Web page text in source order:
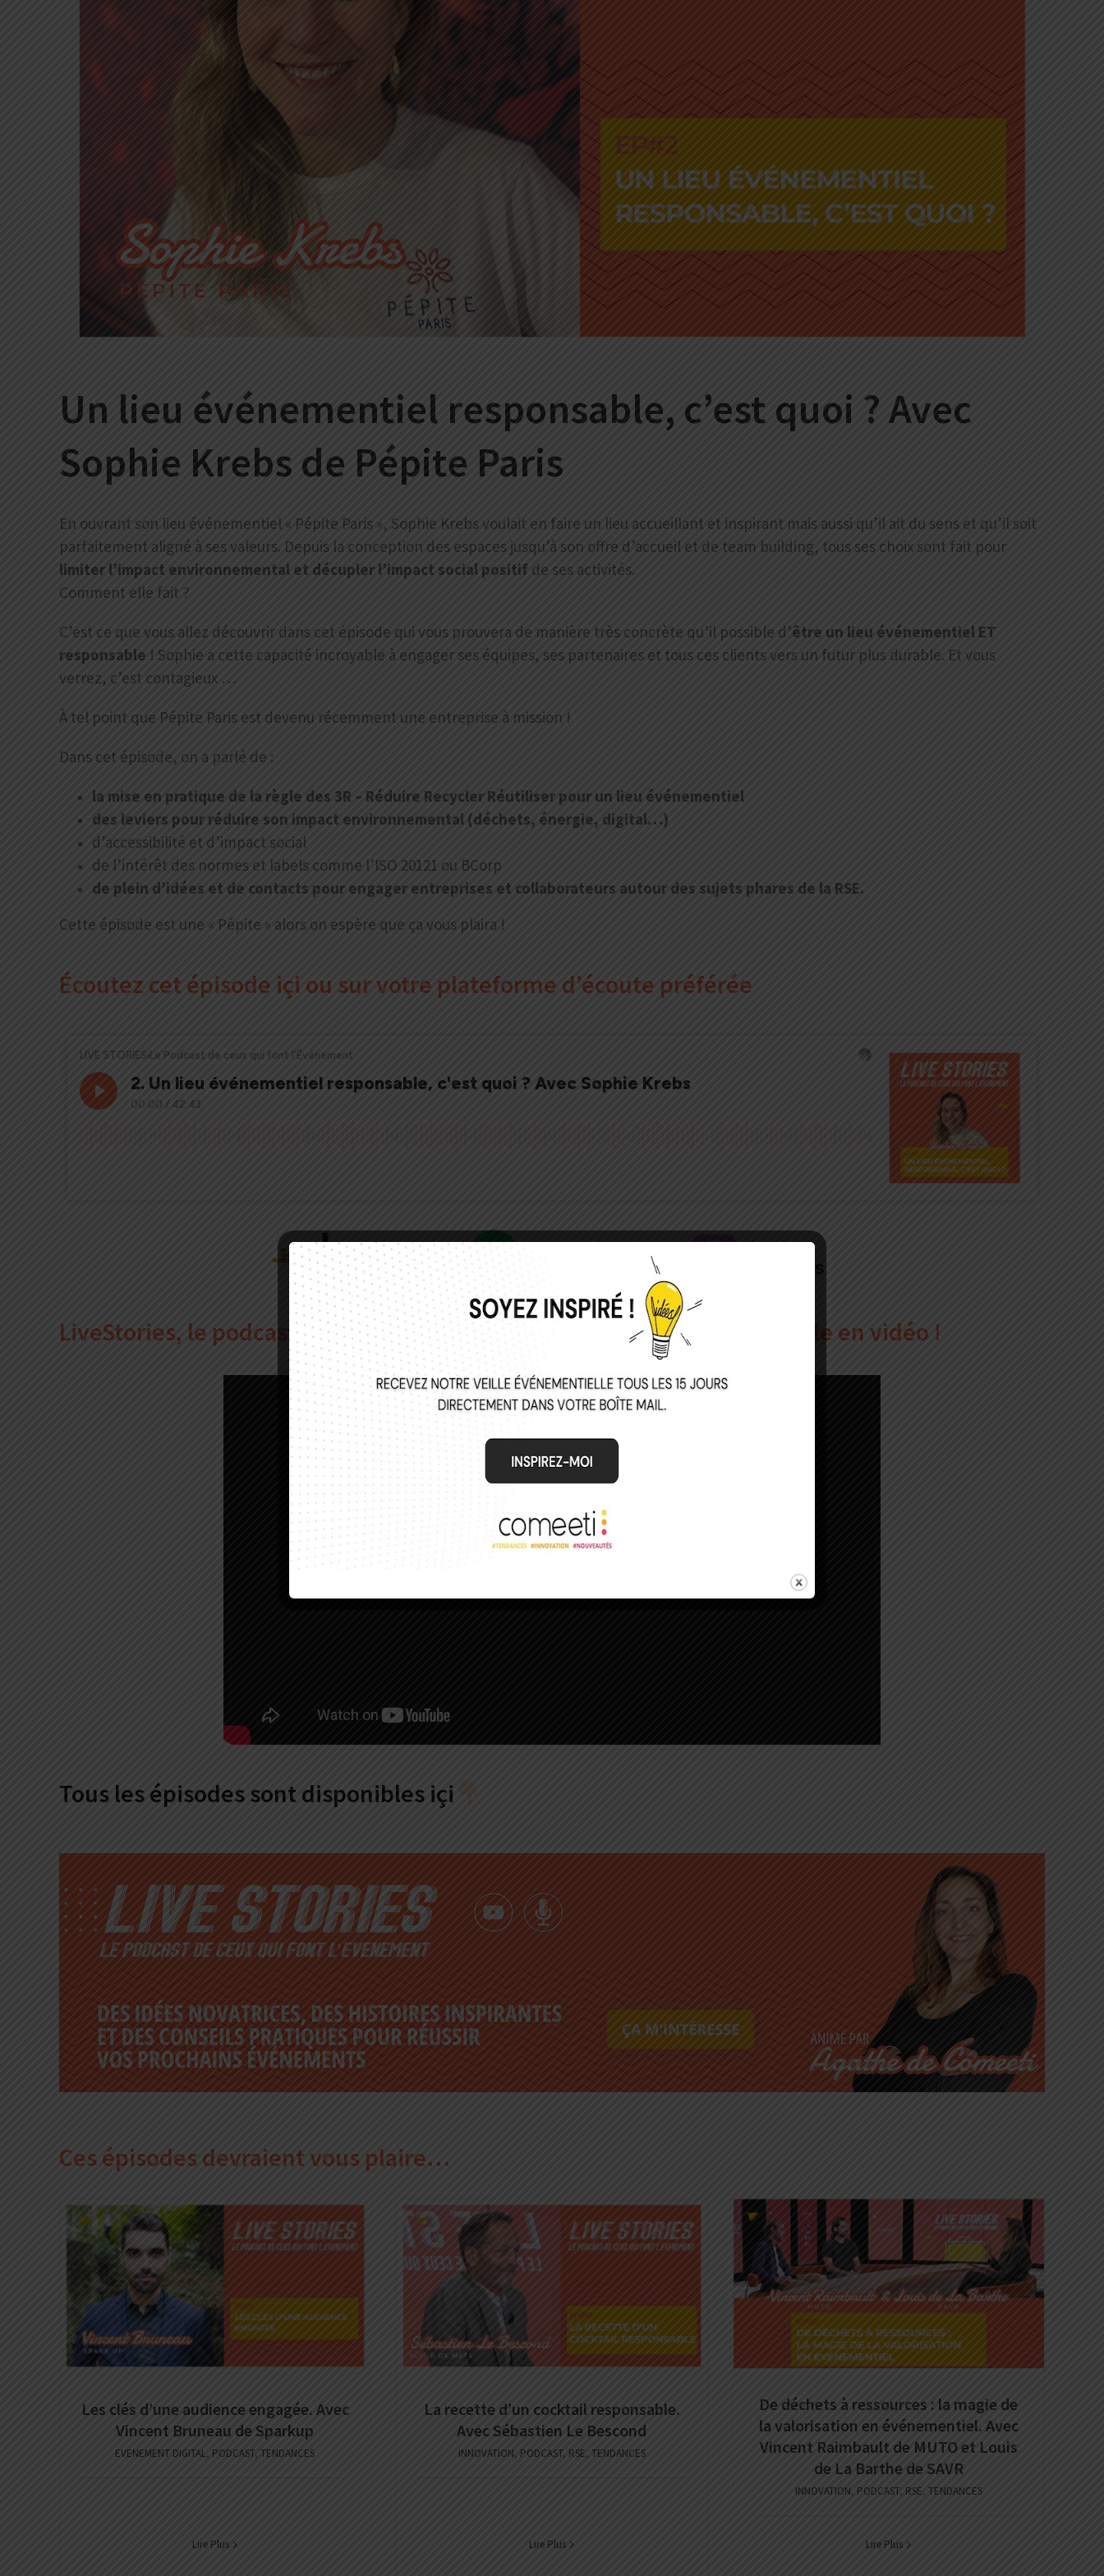
Un lieu événementiel responsable, c’est quoi ? Avec
Sophie Krebs de Pépite Paris
En ouvrant son lieu événementiel « Pépite Paris », Sophie Krebs voulait en faire un lieu accueillant et inspirant mais aussi qu’il ait du sens et qu’il soit
parfaitement aligné à ses valeurs. Depuis la conception des espaces jusqu’à son offre d’accueil et de team building, tous ses choix sont fait pour
limiter l’impact environnemental et décupler l’impact social positif de ses activités.
Comment elle fait ?
C’est ce que vous allez découvrir dans cet épisode qui vous prouvera de manière très concrète qu’il possible d’être un lieu événementiel ET
responsable ! Sophie a cette capacité incroyable à engager ses équipes, ses partenaires et tous ces clients vers un futur plus durable. Et vous
verrez, c’est contagieux …
À tel point que Pépite Paris est devenu récemment une entreprise à mission !
Dans cet épisode, on a parlé de :
la mise en pratique de la règle des 3R – Réduire Recycler Réutiliser pour un lieu événementiel
des leviers pour réduire son impact environnemental (déchets, énergie, digital…)
d’accessibilité et d’impact social
de l’intérêt des normes et labels comme l’ISO 20121 ou BCorp
de plein d’idées et de contacts pour engager entreprises et collaborateurs autour des sujets phares de la RSE.
Cette épisode est une « Pépite » alors on espère que ça vous plaira !
Écoutez cet épisode içi ou sur votre plateforme d’écoute préférée
LiveStories, le podcast de Ceux qui Font l’Événement est aussi disponible en vidéo !
Tous les épisodes sont disponibles içi
Ces épisodes devraient vous plaire…
Les clés d’une audience engagée. Avec
Vincent Bruneau de Sparkup
EVENEMENT DIGITAL, PODCAST,TENDANCES
Lire Plus
La recette d’un cocktail responsable.
Avec Sébastien Le Bescond
INNOVATION, PODCAST, RSE, TENDANCES
Lire Plus
De déchets à ressources : la magie de
la valorisation en événementiel. Avec
Vincent Raimbault de MUTO et Louis
de La Barthe de SAVR
INNOVATION, PODCAST, RSE, TENDANCES
Lire Plus